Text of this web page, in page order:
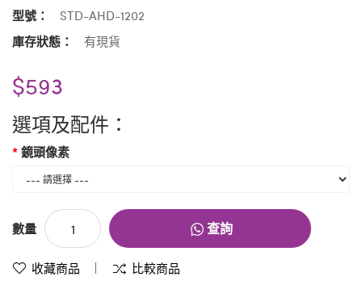
型號：
STD-AHD-1202
庫存狀態：
有現貨
$593
選項及配件：
鏡頭像素
數量 查詢
收藏商品 比較商品